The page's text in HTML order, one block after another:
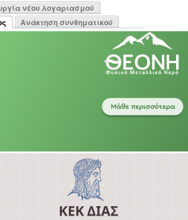
καρτέλες
νέου λογαριασμού
καρτέλα)
Ανάκτηση συνθηματικού